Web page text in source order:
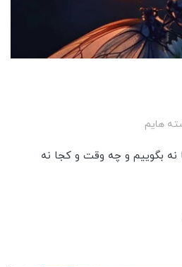
هایم
نه بگوییم و چه وقت و کجا نه